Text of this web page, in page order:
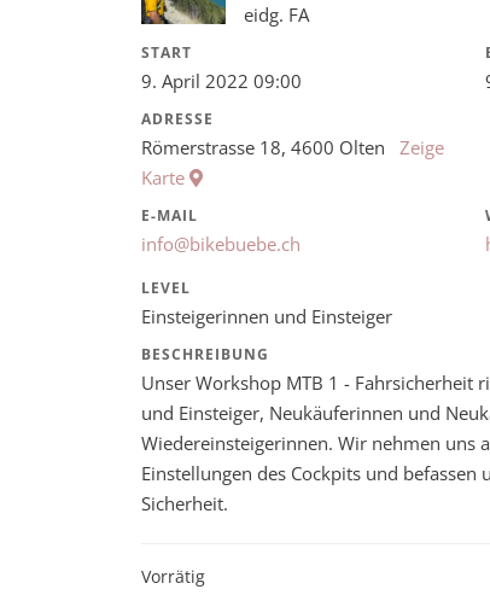
eidg. FA
START
9. April 2022 09:00
ADRESSE
Römerstrasse 18, 4600 Olten Zeige
Karte
E-MAIL
info@bikebuebe.ch
LEVEL
Einsteigerinnen und Einsteiger
BESCHREIBUNG
Unser Workshop MTB 1 - Fahrsicherheit
und Einsteiger, Neukäuferinnen und
Wiedereinsteigerinnen. Wir nehmen uns
Einstellungen des Cockpits und
Sicherheit.
Vorrätig